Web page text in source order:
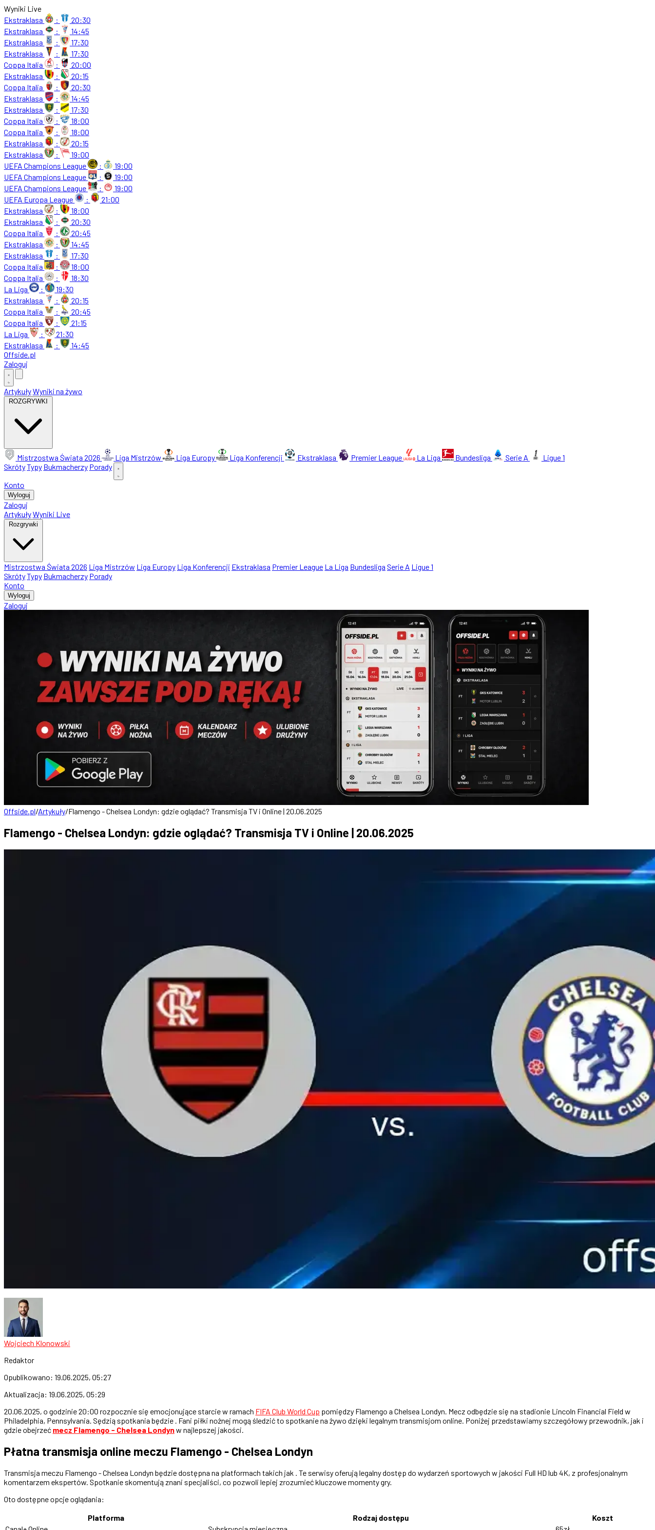
Wyniki Live
Ekstraklasa
:
20:30
Ekstraklasa
:
14:45
Ekstraklasa
:
17:30
Ekstraklasa
:
17:30
Coppa Italia
:
20:00
Ekstraklasa
:
20:15
Coppa Italia
:
20:30
Ekstraklasa
:
14:45
Ekstraklasa
:
17:30
Coppa Italia
:
18:00
Coppa Italia
:
18:00
Ekstraklasa
:
20:15
Ekstraklasa
:
19:00
UEFA Champions League
:
19:00
UEFA Champions League
:
19:00
UEFA Champions League
:
19:00
UEFA Europa League
:
21:00
Ekstraklasa
:
18:00
Ekstraklasa
:
20:30
Coppa Italia
:
20:45
Ekstraklasa
:
14:45
Ekstraklasa
:
17:30
Coppa Italia
:
18:00
Coppa Italia
:
18:30
La Liga
:
19:30
Ekstraklasa
:
20:15
Coppa Italia
:
20:45
Coppa Italia
:
21:15
La Liga
:
21:30
Ekstraklasa
:
14:45
Offside.pl
Zaloguj
ArtykułyWyniki na żywo
ROZGRYWKI
Mistrzostwa Świata 2026 Liga Mistrzów Liga Europy Liga Konferencji Ekstraklasa Premier League La Liga Bundesliga Serie A
Ligue 1
SkrótyTypy Bukmacherzy Porady
Konto
Wyloguj
Zaloguj
ArtykułyWyniki Live
Rozgrywki
Mistrzostwa Świata 2026 Liga Mistrzów Liga Europy Liga Konferencji Ekstraklasa Premier League La Liga Bundesliga Serie A Ligue 1
SkrótyTypy Bukmacherzy Porady
Konto
Wyloguj
Zaloguj
Offside.pl/Artykuły/Flamengo - Chelsea Londyn: gdzie oglądać? Transmisja TV i Online | 20.06.2025
Flamengo - Chelsea Londyn: gdzie oglądać? Transmisja TV i Online | 20.06.2025
Wojciech Klonowski
Redaktor
Opublikowano: 19.06.2025, 05:27
Aktualizacja: 19.06.2025, 05:29
20.06.2025, o godzinie 20:00 rozpocznie się emocjonujące starcie w ramach FIFA Club World Cup pomiędzy Flamengo a Chelsea Londyn. Mecz odbędzie się na stadionie Lincoln Financial Field w
Philadelphia, Pennsylvania. Sędzią spotkania będzie . Fani piłki nożnej mogą śledzić to spotkanie na żywo dzięki legalnym transmisjom online. Poniżej przedstawiamy szczegółowy przewodnik, jak i
gdzie obejrzeć mecz Flamengo - Chelsea Londynw najlepszej jakości.
Płatna transmisja online meczu Flamengo - Chelsea Londyn
Transmisja meczu Flamengo - Chelsea Londyn będzie dostępna na platformach takich jak . Te serwisy oferują legalny dostęp do wydarzeń sportowych w jakości Full HD lub 4K, z profesjonalnym
komentarzem ekspertów. Spotkanie skomentują znani specjaliści, co pozwoli lepiej zrozumieć kluczowe momenty gry.
Oto dostępne opcje oglądania:
Platforma
Rodzaj dostępu
Koszt